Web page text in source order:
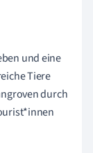
und eine
Tiere
durch